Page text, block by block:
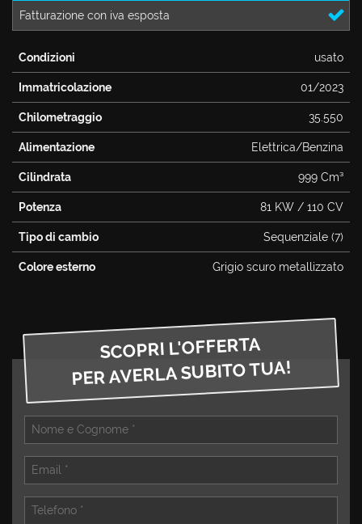
CONTATTI
Fatturazione con iva esposta
Condizioni usato
Immatricolazione 01/2023
Chilometraggio 35.550
Alimentazione Elettrica/Benzina
Cilindrata 999 Cm³
Potenza 81 KW / 110 CV
Tipo di cambio Sequenziale (7)
Colore esterno Grigio scuro metallizzato
SCOPRI L'OFFERTA
PER AVERLA SUBITO TUA!
questi
strumenti
tracciamento
si
alla
policy.
Puoi
rivedere
e
modificare
le
tue
in
Cookie necessari
Cookie delle preferenze